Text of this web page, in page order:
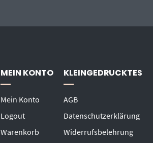
MEIN KONTO
Mein Konto
Logout
Warenkorb
KLEINGEDRUCKTES
AGB
Datenschutzerklärung
Widerrufsbelehrung